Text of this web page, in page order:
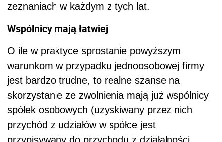
zeznaniach w każdym z tych lat.
Wspólnicy mają łatwiej
O ile w praktyce sprostanie powyższym
warunkom w przypadku jednoosobowej firmy
jest bardzo trudne, to realne szanse na
skorzystanie ze zwolnienia mają już wspólnicy
spółek osobowych (uzyskiwany przez nich
przychód z udziałów w spółce jest
przypisywany do przychodu z działalności